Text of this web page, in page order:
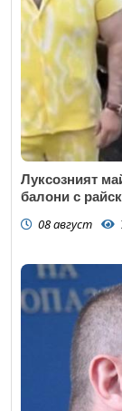
Луксозният
балони с
08 август